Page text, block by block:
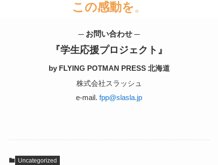
この感動を。
─ お問い合わせ ─
『学生応援プロジェクト』
by FLYING POTMAN PRESS 北海道
株式会社スラッシュ
e-mail. fpp@slasla.jp
Uncategorized